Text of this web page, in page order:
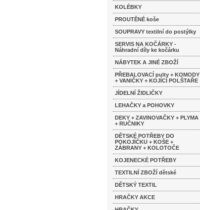
KOLÉBKY
PROUTĚNÉ koše
SOUPRAVY textilní do postýlky
SERVIS NA KOČÁRKY -
Náhradní díly ke kočárku
NÁBYTEK A JINÉ ZBOŽÍ
PŘEBALOVACÍ pulty + KOMODY
+ VANIČKY + KOJÍCÍ POLŠTAŘE
JÍDELNÍ ŽIDLIČKY
LEHAČKY a POHOVKY
DEKY + ZAVINOVAČKY + PLYMA
+ RUČNIKY
DĚTSKÉ POTŘEBY DO
POKOJÍČKU + KOŠE +
ZÁBRANY + KOLOTOČE
KOJENECKÉ POTŘEBY
TEXTILNÍ ZBOŽÍ dětské
DĚTSKÝ TEXTIL
HRAČKY AKCE